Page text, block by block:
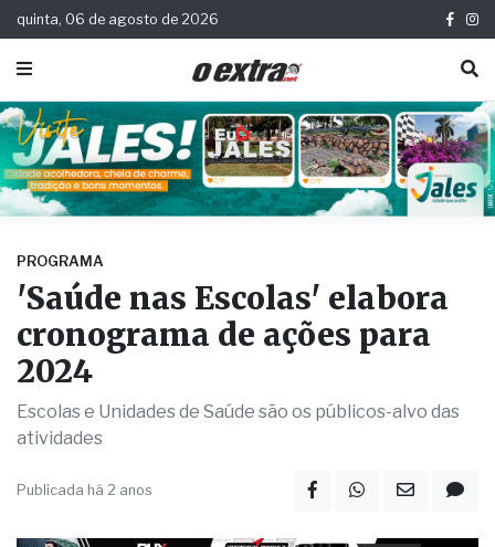
quinta, 06 de agosto de 2026
PROGRAMA
'Saúde nas Escolas' elabora
cronograma de ações para
2024
Escolas e Unidades de Saúde são os públicos-alvo das
atividades
Publicada há 2 anos